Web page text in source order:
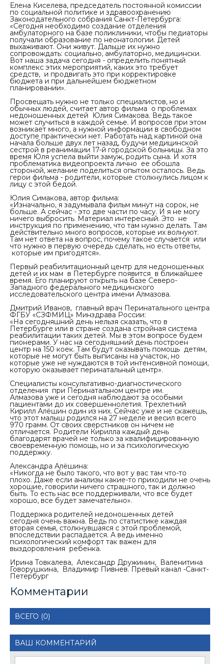
Елена Киселева, председатель постоянной комиссии
по социальной политике и здравоохранению
Законодательного собрания Санкт-Петербурга:
«Сегодня необходимо создание отделения
амбулаторного на базе поликлиники, чтобы педиаторы
получали образование по неонатологии. Детей
выхаживают. Они живут. Дальше их нужно
сопровождать: социально, амбулаторно, медицински.
Вот наша задача сегодня - определить понятный
комплекс этих мероприятий, каких это требует
средств, и продвигать это при корректировке
бюджета и при дальнейшем бюджетном
планировании».
Просвещать нужно не только специалистов, но и
обычных людей, считает автор фильма о проблемах
недоношенных детей Юлия Симакова. Ведь такое
может случиться в каждой семье. И вопросов при этом
возникает много, а нужной информации в свободном
доступе практически нет. Работать над картиной она
начала больше двух лет назад, будучи медицинской
сестрой в реанимации 17-й городской больницы. За это
время Юля успела выйти замуж, родить сына. И хотя
проблематика видеопроекта лично ее обошла
стороной, желание поделиться опытом осталось. Ведь
герои фильма - родители, которые столкнулись лицом к
лицу с этой бедой.
Юлия Симакова, автор фильма:
«Изначально, я задумывала фильм минут на сорок, не
больше. А сейчас - это две части по часу. И я не могу
ничего выбросить. Материал интересный. Это не
инструкция по применению, что там нужно делать. Там
действительно много вопросов, которые их волнуют.
Там нет ответа на вопрос, почему такое случается или
что нужно в первую очередь сделать, но есть ответы,
которые им пригодятся».
Первый реабилитационный центр для недоношенных
детей и их мам в Петербурге появится в ближайшее
время. Его планируют открыть на базе Северо-
Западного федерального медицинского
исследовательского центра имени Алмазова.
Дмитрий Иванов, главный врач Перинатального центра
ФГБУ «СЗФМИЦ» Минздрава России:
«На сегодняшний день нельзя сказать, что в
Петербурге или в стране создана стройная система
реабилитации таких детей. Мы в этом вопросе будем
пионерами. У нас на сегодняшний день построен
центр на 150 коек. Там будут оказывать помощь детям,
которые не могут быть выписаны на участок, но
которые уже не нуждаются в той интенсивной помощи,
которую оказывает перинатальный центр».
Специалисты консультативно-диагностического
отделения при Перинатальном центре им.
Алмазова уже и сегодня наблюдают за особыми
пациентами до их совершеннолетия. Трехлетний
Кирилл Алёшин один из них. Сейчас уже и не скажешь,
что этот малыш родился на 27 неделе и весил всего
970 грамм. От своих сверстников он ничем не
отличается. Родители Кирилла каждый день
благодарят врачей не только за квалифицированную
своевременную помощь, но и за психологическую
поддержку.
Александра Алёшина:
«Никогда не было такого, что вот у вас там что-то
плохо. Даже если анализы какие-то приходили не очень
хорошие, говорили ничего страшного, так и должно
быть. То есть нас все поддерживали, что все будет
хорошо, все будет замечательно».
Поддержка родителей недоношенных детей
сегодня очень важна. Ведь по статистике каждая
вторая семья, столкнувшаяся с этой проблемой,
впоследствии распадается. А ведь именно
психологический комфорт так важен для
выздоровления ребенка.
Ирина Товкалева, Александр Дружинин, Валенитина
Говорушкина, Владимир Пивнев. Превый канал -Санкт-
Петербург
Комментарии
ВСЕГО (0)
ВАШ КОММЕНТАРИЙ